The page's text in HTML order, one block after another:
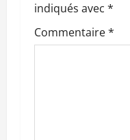
’
indiqués avec *
Commentaire*